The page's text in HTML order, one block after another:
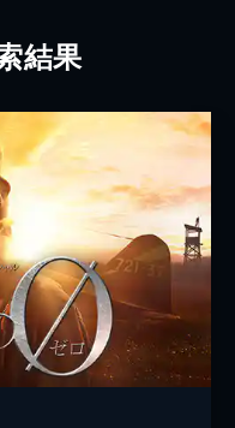
結果